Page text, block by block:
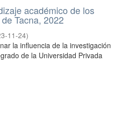
académico de los
Tacna, 2022
11-24)
la influencia de la investigación
de la Universidad Privada